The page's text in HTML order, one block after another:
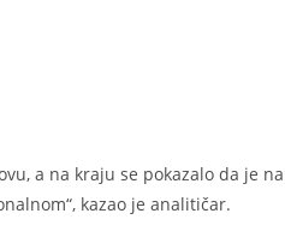
a na kraju se pokazalo da je na
kazao je analitičar.